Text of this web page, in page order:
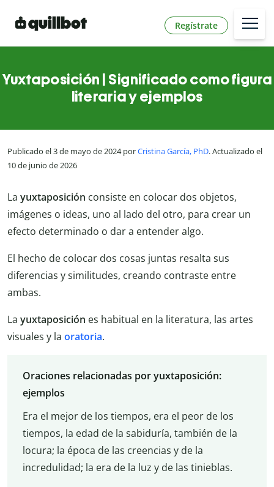
Regístrate
Yuxtaposición | Significado como figura
literaria y ejemplos
Publicado el 3 de mayo de 2024 porCristina García, PhD. Actualizado el
10 de junio de 2026
La yuxtaposición consiste en colocar dos objetos,
imágenes o ideas, uno al lado del otro, para crear un
efecto determinado o dar a entender algo.
El hecho de colocar dos cosas juntas resalta sus
diferencias y similitudes, creando contraste entre
ambas.
La yuxtaposición es habitual en la literatura, las artes
visuales y la oratoria.
Oraciones relacionadas por yuxtaposición:
ejemplos
Era el mejor de los tiempos, era el peor de los
tiempos, la edad de la sabiduría, también de la
locura; la época de las creencias y de la
incredulidad; la era de la luz y de las tinieblas.